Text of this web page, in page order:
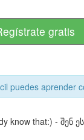
gratis
puedes aprender
know that:) - შენ